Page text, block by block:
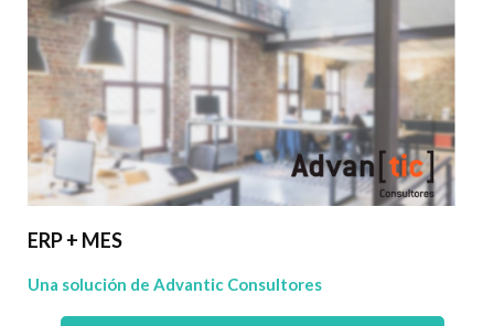
ERP + MES
Una solución de Advantic Consultores